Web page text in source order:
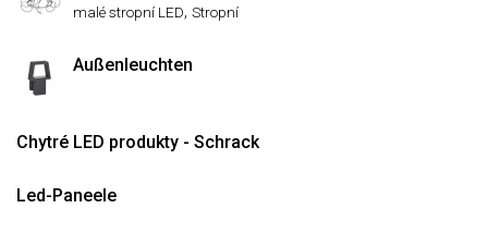
malé stropní LED, Stropní
Außenleuchten
Chytré LED produkty - Schrack
Led-Paneele